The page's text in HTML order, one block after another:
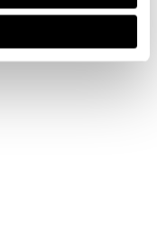
בשירותים שלהם.